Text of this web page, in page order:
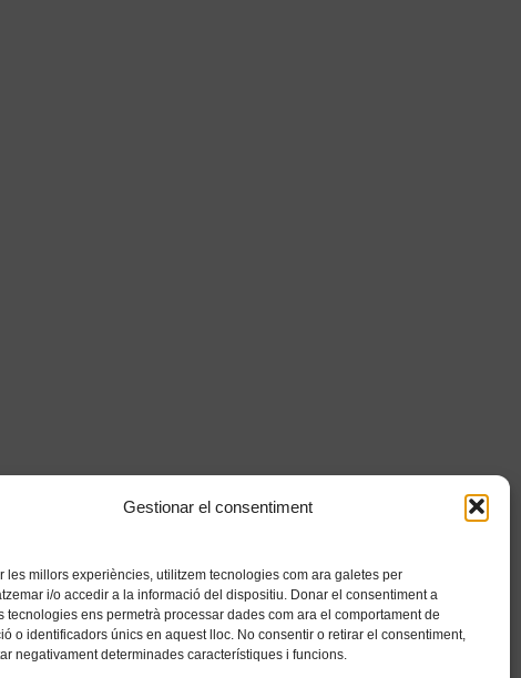
Gestionar el consentiment
les millors experiències, utilitzem tecnologies com ara galetes per
i/o accedir a la informació del dispositiu. Donar el consentiment a
tecnologies ens permetrà processar dades com ara el comportament de
o identificadors únics en aquest lloc. No consentir o retirar el consentiment,
negativament determinades característiques i funcions.